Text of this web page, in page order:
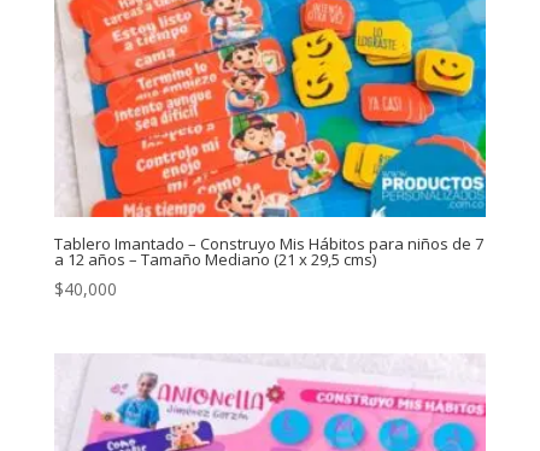
Tablero Imantado – Construyo Mis Hábitos para niños de 7
a 12 años – Tamaño Mediano (21 x 29,5 cms)
$40,000